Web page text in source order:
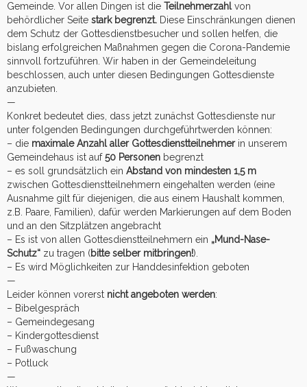
Gemeinde. Vor allen Dingen ist die Teilnehmerzahl von
behördlicher Seite stark begrenzt. Diese Einschränkungen dienen
dem Schutz der Gottesdienstbesucher und sollen helfen, die
bislang erfolgreichen Maßnahmen gegen die Corona-Pandemie
sinnvoll fortzuführen. Wir haben in der Gemeindeleitung
beschlossen, auch unter diesen Bedingungen Gottesdienste
anzubieten.
—
Konkret bedeutet dies, dass jetzt zunächst Gottesdienste nur
unter folgenden Bedingungen durchgeführtwerden können:
– die maximale Anzahl aller Gottesdienstteilnehmerin unserem
Gemeindehaus ist auf50 Personen begrenzt
– es soll grundsätzlich ein Abstand von mindesten 1,5 m
zwischen Gottesdienstteilnehmern eingehalten werden (eine
Ausnahme gilt für diejenigen, die aus einem Haushalt kommen,
z.B. Paare, Familien), dafür werden Markierungen auf dem Boden
und an den Sitzplätzen angebracht
– Es ist von allen Gottesdienstteilnehmern ein „Mund-Nase-
Schutz“ zu tragen (bitte selber mitbringen!).
– Es wird Möglichkeiten zur Handdesinfektion geboten
—
Leider können vorerst nicht angeboten werden:
– Bibelgespräch
– Gemeindegesang
– Kindergottesdienst
– Fußwaschung
– Potluck
—